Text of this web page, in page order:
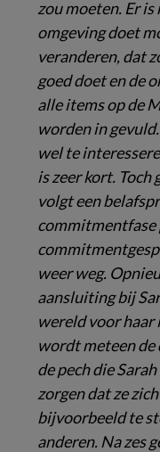
zou moeten. Er is
omgeving doet
veranderen, dat
goed doet en de
alle items op de
worden in
wel te
is zeer kort. Toch
volgt een
commitmentfase
weer weg.
aansluiting bij
wereld voor haar
wordt meteen
de pech die
zorgen dat ze
bijvoorbeeld te
anderen. Na zes